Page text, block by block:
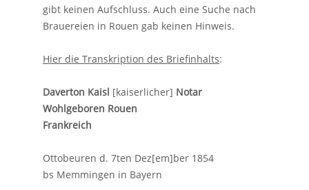
gibt keinen Aufschluss. Auch eine Suche nach
Brauereien in Rouen gab keinen Hinweis.
Hier die Transkription des Briefinhalts:
Daverton Kaisl [kaiserlicher] Notar
Wohlgeboren Rouen
Frankreich
Ottobeuren d. 7ten Dez[em]ber 1854
bs Memmingen in Bayern